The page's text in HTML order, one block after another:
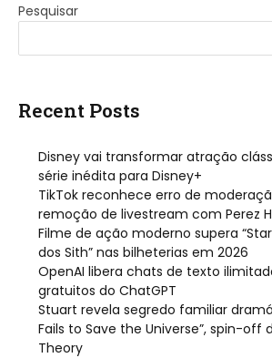
Pesquisar
Recent Posts
Disney vai transformar atração
série inédita para Disney+
TikTok reconhece erro de
remoção de livestream com Perez
Filme de ação moderno supera
dos Sith” nas bilheterias em 2026
OpenAI libera chats de texto
gratuitos do ChatGPT
Stuart revela segredo familiar
Fails to Save the Universe”, spin-off
Theory